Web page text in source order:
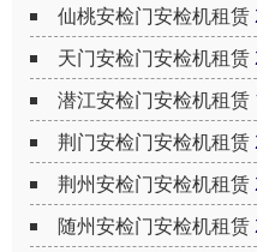
仙桃安检门安检机租赁
天门安检门安检机租赁
潜江安检门安检机租赁
荆门安检门安检机租赁
荆州安检门安检机租赁
随州安检门安检机租赁